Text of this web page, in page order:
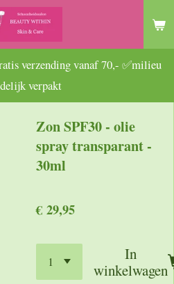
verzending vanaf 70,- ✅milieu
verpakt
Zon SPF30 - olie
spray transparant -
30ml
€ 29,95
In
winkelwagen